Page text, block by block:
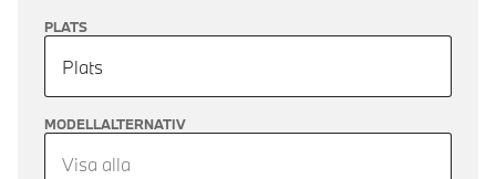
PLATS
Plats
MODELLALTERNATIV
Visa alla